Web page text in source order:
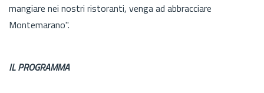
mangiare nei nostri ristoranti, venga ad abbracciare
Montemarano".
IL PROGRAMMA